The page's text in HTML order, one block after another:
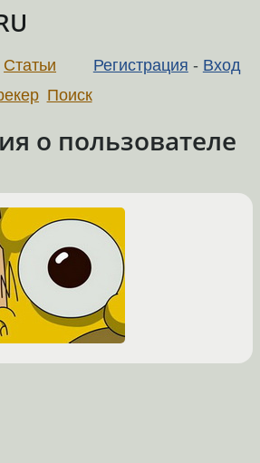
Регистрация - Вход
Статьи
Поиск
о пользователе